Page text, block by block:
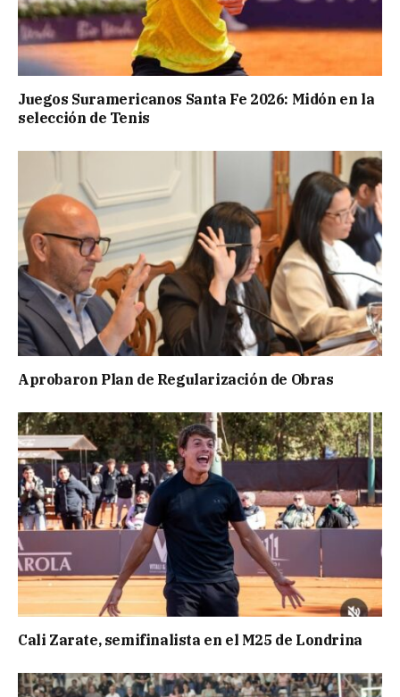
Juegos Suramericanos Santa Fe 2026: Midón en la
selección de Tenis
Aprobaron Plan de Regularización de Obras
Cali Zarate, semifinalista en el M25 de Londrina